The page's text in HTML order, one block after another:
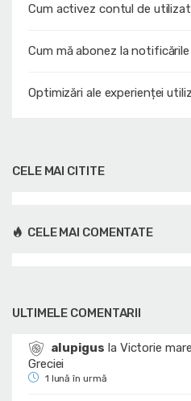
Cum activez contul de
Cum mă abonez la
Optimizări ale experienței
CELE MAI CITITE
CELE MAI COMENTATE
ULTIMELE COMENTARII
alupigus la Victorie
Greciei
1 lună în urmă